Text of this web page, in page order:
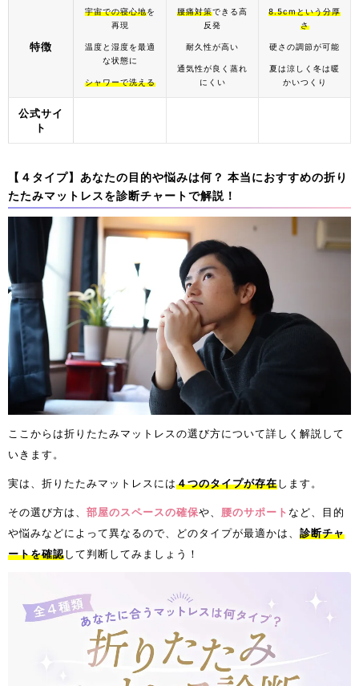
特徴
宇宙での寝心地を
再現
温度と湿度を最適
な状態に
シャワーで洗える
腰痛対策できる高
反発
耐久性が高い
通気性が良く蒸れ
にくい
8.5cmという分厚
さ
硬さの調節が可能
夏は涼しく冬は暖
かいつくり
公式サイ
ト
【４タイプ】あなたの目的や悩みは何？ 本当におすすめの折り
たたみマットレスを診断チャートで解説！
ここからは折りたたみマットレスの選び方について詳しく解説して
いきます。
実は、折りたたみマットレスには４つのタイプが存在します。
その選び方は、 部屋のスペースの確保や、 腰のサポートなど、目的
や悩みなどによって異なるので、どのタイプが最適かは、 診断チャ
ートを確認して判断してみましょう！